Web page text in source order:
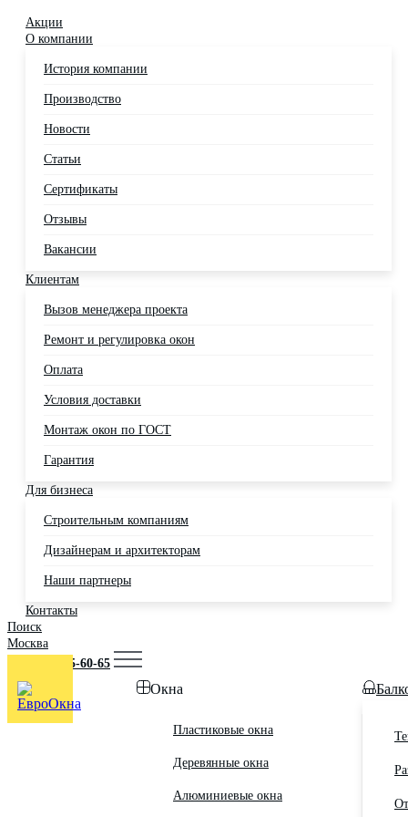
Акции
О компании
История компании
Производство
Новости
Статьи
Сертификаты
Отзывы
Вакансии
Клиентам
Вызов менеджера проекта
Ремонт и регулировка окон
Оплата
Условия доставки
Монтаж окон по ГОСТ
Гарантия
Для бизнеса
Строительным компаниям
Дизайнерам и архитекторам
Наши партнеры
Контакты
Поиск
Москва
+7 (495) 725-60-65
Окна
Пластиковые окна
Деревянные окна
Алюминиевые окна